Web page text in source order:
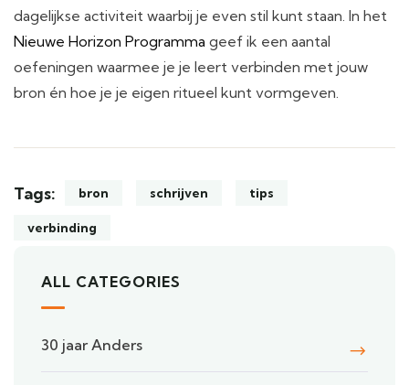
dagelijkse activiteit waarbij je even stil kunt staan. In het
Nieuwe Horizon Programma geef ik een aantal
oefeningen waarmee je je leert verbinden met jouw
bron én hoe je je eigen ritueel kunt vormgeven.
Tags: bron schrijven tips
verbinding
ALL CATEGORIES
30 jaar Anders